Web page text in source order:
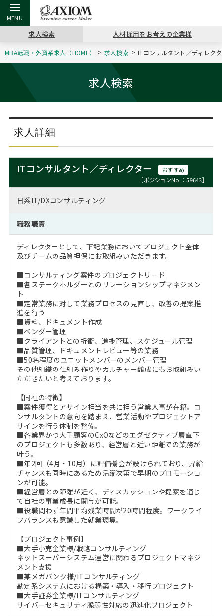
戻る
アクシアムの特長
戻る
コンサ
サービス案内
戻る
キャリ
コンサルタントの紹介
戻る
キャリア支援 TOP
キャリアデザイン講座
（最新求人市場動向）
戻る
MBAの
おわり
ステージ別アドバイス
MBAの転職事例
MBAからのFAQ
MBA留学生数の推移
戻る
日本か
年齢と年収の相関図
戻る
転職ツール TOP
英文レジュメの書き方
戻る
パワー
職務経歴書の書き方
外資系／面接攻略のコツ
戻る
転職コラム TOP
“展”職相談室
転職市場の明日をよめ
キャリアに効く一冊
注目企業インタビュー
戻る
イベント・セミナー TOP
ジョブフェア
キャリアデザインセミナー
プロ経営者の特別セミナー
Career Talk Live
MBA NETWORKING
戻る
会社概要 TOP
沿革
主なクライアント
パブリシティ
ニュースリリース
求人検索 人材採用をお考えの企業様
MBA転職・外資系求人（HOME） 求人検索 ITコンサルタント／ディレク
求人検索
求人詳細
ITコンサルタント／ディレクター
おすすめ
［ポジションNo.：59643］
日系IT/DXコンサルティング
職務職責
ディレクターとして、下記業務においてプロジェクト全体
及びチームの品質担保にお取組みいただきます。
■コンサルティング案件のプロジェクトリード
■各ステークホルダーとのリレーションシップマネジメン
ト
■定常業務に対して業務プロセスの見直し、改善の提案推
進を行う
■資料、ドキュメント作成
■ベンダー管理
■クライアントとの折衝、進捗管理、スケジュール管理
■品質管理、ドキュメントレビュー等の業務
■50名程度のユニットメンバーのメンバー管理
その他組織の仕組み作りやカルチャー醸成にもお取組みい
ただきたいと考えております。
【同社の特徴】
■案件獲得とアサイン担当を共に担う営業人事が在籍。コ
ンサルタントの意向を踏まえ、営業活動やプロジェクトア
サインを行う体制を整備。
■各業界かつ大手顧客のCxOなどのエグゼクティブ層直下
のプロジェクトも多数あり、経営層と近い距離での業務が
叶う。
■年2回（4月・10月）に評価機会が設けられており、昇給
チャンスも同時にあるため活躍次第で早期のプロモーショ
ンが可能。
■経営層との距離が近く、ディスカッションや提案を通じ
て自社の事業成長に関与が可能。
■役職問わず年間平均残業時間が20時間程度。ワークライ
フバランスも意識した就業環境。
【プロジェクト事例】
■大手小売企業様/戦略コンサルティング
ネットスーパーシステム運営に関わるプロジェクトマネジ
メント支援
■某メガバンク様/ITコンサルティング
勘定系システムにおける構築・導入・移行プロジェクト
■大手証券企業様/ITコンサルティング
サイバーセキュリティ脆弱性対応の迅速化プロジェクト